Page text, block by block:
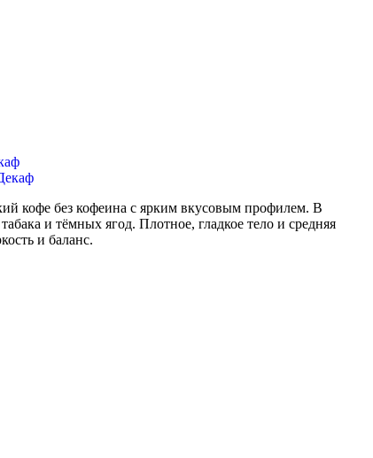
кофе без кофеина с ярким вкусовым профилем. В
и тёмных ягод. Плотное, гладкое тело и средняя
и баланс.